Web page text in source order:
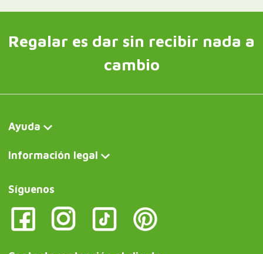
Regalar es dar sin recibir nada a
cambio
Ayuda
Información legal
Síguenos